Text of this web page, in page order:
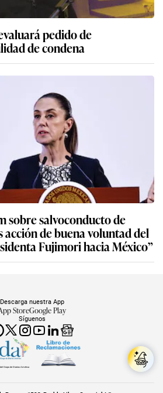
pedido de
y nulidad de condena
sobre salvoconducto de
acción de buena voluntad del
Fujimori hacia México”
Síguenos
Descarga nuestra App
StoreGoogle Play
Grupo de Diarios América